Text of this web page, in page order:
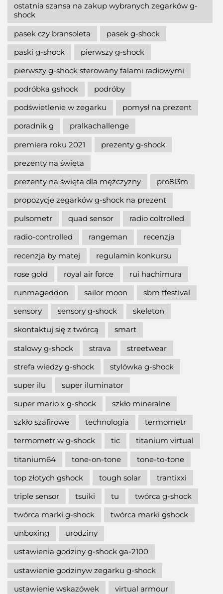
ostatnia szansa na zakup wybranych zegarków g-
shock
pasek czy bransoleta
pasek g-shock
paski g-shock
pierwszy g-shock
pierwszy g-shock sterowany falami radiowymi
podróbka gshock
podróby
podświetlenie w zegarku
pomysł na prezent
poradnik g
pralkachallenge
premiera roku 2021
prezenty g-shock
prezenty na święta
prezenty na święta dla mężczyzny
pro8l3m
propozycje zegarków g-shock na prezent
pulsometr
quad sensor
radio coltrolled
radio-controlled
rangeman
recenzja
recenzja by matej
regulamin konkursu
rose gold
royal air force
rui hachimura
runmageddon
sailor moon
sbm ffestival
sensory
sensory g-shock
skeleton
skontaktuj się z twórcą
smart
stalowy g-shock
strava
streetwear
strefa wiedzy g-shock
stylówka g-shock
super ilu
super iluminator
super mario x g-shock
szkło mineralne
szkło szafirowe
technologia
termometr
termometr w g-shock
tic
titanium virtual
titanium64
tone-on-tone
tone-to-tone
top złotych gshock
tough solar
trantixxi
triple sensor
tsuiki tu
twórca g-shock
twórca marki g-shock
twórca marki gshock
unboxing
urodziny
ustawienia godziny g-shock ga-2100
ustawienie godzinyw zegarku g-shock
ustawienie wskazówek
virtual armour